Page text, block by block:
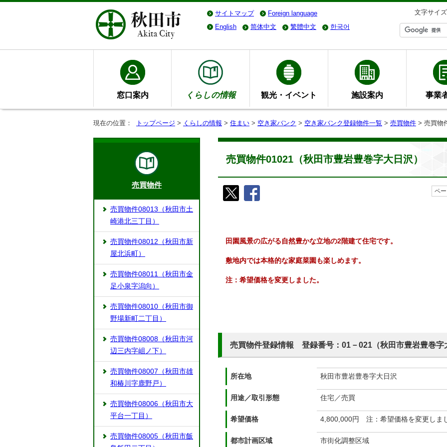
サイトマップ Foreign language 文字サイズ
English
简体中文 繁體中文 한국어
窓口案内 くらしの情報 観光・イベント 施設案内 事業
現在の位置： トップページ > くらしの情報 > 住まい > 空き家バンク > 空き家バンク登録物件一覧 > 売買物件 > 売買物
売買物件01021（秋田市豊岩豊巻字大日沢）
ペ
田園風景の広がる自然豊かな立地の2階建て住宅です。
敷地内では本格的な家庭菜園も楽しめます。
注：希望価格を変更しました。
売買物件登録情報 登録番号：01－021（秋田市豊岩豊巻字
所在地 秋田市豊岩豊巻字大日沢
用途／取引形態 住宅／売買
希望価格 4,800,000円 注：希望価格を変更しま
都市計画区域 市街化調整区域
売買物件
売買物件08013（秋田市土
崎港北三丁目）
売買物件08012（秋田市新
屋北浜町）
売買物件08011（秋田市金
足小泉字潟向）
売買物件08010（秋田市御
野場新町二丁目）
売買物件08008（秋田市河
辺三内字岨ノ下）
売買物件08007（秋田市雄
和椿川字鹿野戸）
売買物件08006（秋田市大
平台一丁目）
売買物件08005（秋田市飯